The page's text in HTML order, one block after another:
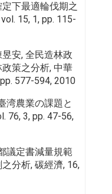
下最適輪伐期之
15, 1, pp. 115-
安, 全民造林政
策之分析, 中華
577-594, 2010
湾農業の課題と
76, 3, pp. 47-56,
議定書減量規範
分析, 碳經濟, 16,